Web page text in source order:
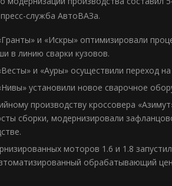
служба АвтоВАЗа.
и «Искры» оптимизировали
в линию сварки кузовов.
и «Ауры» осуществили переход
установили новое сварочное
производству кроссовера
сборки, модернизировали
моторов 1.6 и 1.8
обрабатывающий